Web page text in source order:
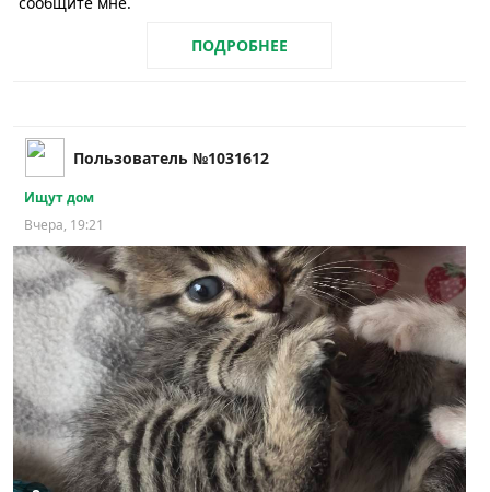
ПОДРОБНЕЕ
Пользователь №1031612
Ищут дом
Вчера, 19:21